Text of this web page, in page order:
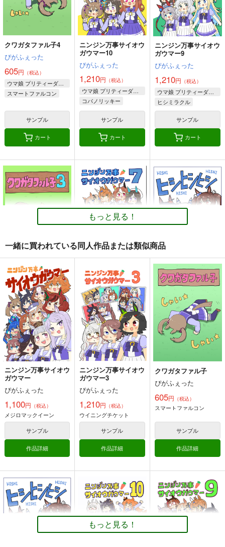
メジロアルダン
メジロマックイーン
サンプル
メジロマックイーン
メジロアルダン
トウカイテイオー
サンプル
アーモンドアイ
ステイゴールド
サンプル
カート
ウマ娘のうっ！
ぱかぽこ
660円（税込）
ウマ娘 プリティーダービー
シュヴァルグラン
カート
クワガタファル子4
ぴがふぇった
605円（税込）
ウマ娘 プリティーダービー
スマートファルコン
ホッコータルマエ
カート
ギャルゲーム批評
2026年１月号
Ｏ山出版
330円（税込）
カート
ニンジン万事サイオウ
ぴがふぇった
1,210 （税込）
ウマ娘 プリティーダービー
コパノリッキー
スマートファルコン
カート
ギャルゲーム批評
Ｏ山出版
440 （税込）
恋愛シミュレーション
カート
ト 2025 SUMMER
Rebel Alliance
900 （税込）
ウマ娘 プリティーダービー
シュガーライツ
メジロラモーヌ
カート
クワガタファル子4
ぴがふぇった
605円 （税込）
ウマ娘 プリティーダービー
スマートファルコン
ホッコータルマエ
サンプル
カート
ニンジン万事サイオウ
ガウマー10
ぴがふぇった
1,210円 （税込）
ウマ娘 プリティーダービー
コパノリッキー
スマートファルコン
ホッコータルマエ
サンプル
カート
ニンジン万事サイオウ
ガウマー9
ぴがふぇった
1,210円 （税込）
ウマ娘 プリティーダービー
ヒシミラクル
ネオユニヴァース
タマモクロス
サンプル
カート
クワガタファル子3
ぴがふぇった
605円（税込）
ウマ娘 プリティーダービー
スマートファルコン
コパノリッキー
ホッコータルマエ
サンプル
カート
ニンジン万事サイオウ
ガウマー7
ぴがふぇった
1,210円（税込）
ウマ娘 プリティーダービー
ヒシミラクル
ネオユニヴァース
タマモクロス
サンプル
カート
ヒシヒシヒシ
ぴがふぇった
330 円（税込）
ウマ娘 プリティーダービー
ヒシミラクル
ヒシアマゾン
ヒシアケボノ
サンプル
カート
カブトムシファル子
ぴがふぇった
クワガタファル子2
ぴがふぇった
605円（税込）
ニンジン万事サイオウ
ガウマー6
ぴがふぇった
1,210円（税込）
もっと見る！
一緒に買われている同人作品または類似商品
ニンジン万事サイオウ
ガウマー
ぴがふぇった
1,100円 （税込）
メジロマックイーン
サンプル
作品詳細
ニンジン万事サイオウ
ガウマー3
ぴがふぇった
1,210円 （税込）
ウイニングチケット
サンプル
作品詳細
クワガタファル子
ぴがふぇった
605円 （税込）
スマートファルコン
サンプル
作品詳細
もっと見る！